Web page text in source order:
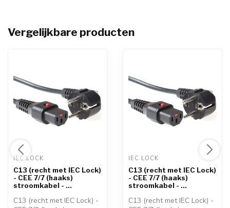
Vergelijkbare producten
IEC LOCK
C13 (recht met IEC Lock)
- CEE 7/7 (haaks)
stroomkabel - ...
C13 (recht met IEC Lock) -
IEC LOCK
C13 (recht met IEC Lock)
- CEE 7/7 (haaks)
stroomkabel - ...
C13 (recht met IEC Lock) -